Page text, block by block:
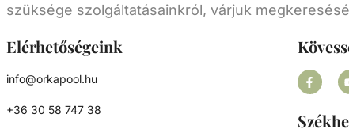
szüksége szolgáltatásainkról, várjuk
Elérhetőségeink
info@orkapool.hu
+36 30 58 747 38